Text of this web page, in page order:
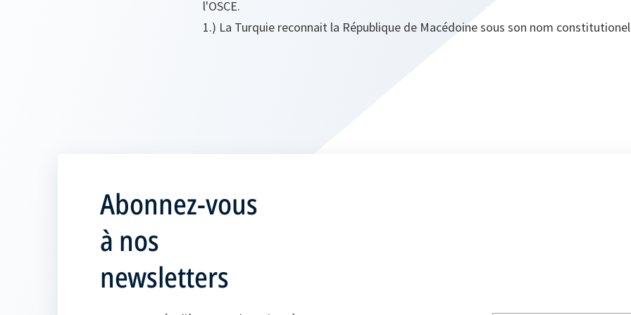
l'OSCE.
1.) La Turquie reconnait la République de Macédoine sous son nom constitutionel
Abonnez-vous
à nos
newsletters